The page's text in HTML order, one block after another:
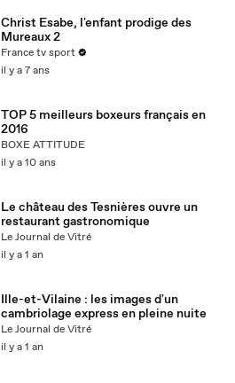
Christ Esabe, l'enfant prodige des
Mureaux 2
France tv sport
il y a 7 ans
TOP 5 meilleurs boxeurs français en
2016
BOXE ATTITUDE
il y a 10 ans
Le château des Tesnières ouvre un
restaurant gastronomique
Le Journal de Vitré
il y a 1 an
Ille-et-Vilaine : les images d'un
cambriolage express en pleine nuite
Le Journal de Vitré
il y a 1 an